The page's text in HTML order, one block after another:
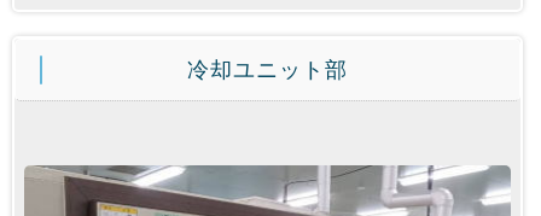
冷却ユニット部